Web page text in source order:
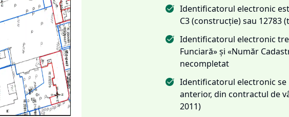
Identificatorul electronic
C3 (construcție) sau 12783
Identificatorul electronic
Funciară» și «Număr
necompletat
Identificatorul electronic
anterior, din contractul de
2011)